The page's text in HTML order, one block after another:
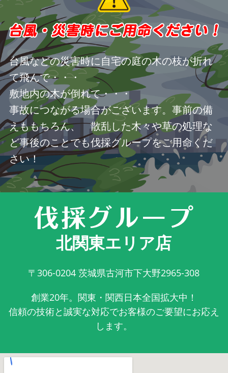
台風などの災害時に自宅の庭の木の枝が折れ
て飛んで・・・
敷地内の木が倒れて・・・
事故につながる場合がございます。事前の備
えももちろん、 散乱した木々や草の処理な
ど事後のことでも伐採グループをご用命くだ
さい！
北関東エリア店
〒306-0204 茨城県古河市下大野2965-308
創業20年。関東・関西日本全国拡大中！
信頼の技術と誠実な対応でお客様のご要望にお応え
します。